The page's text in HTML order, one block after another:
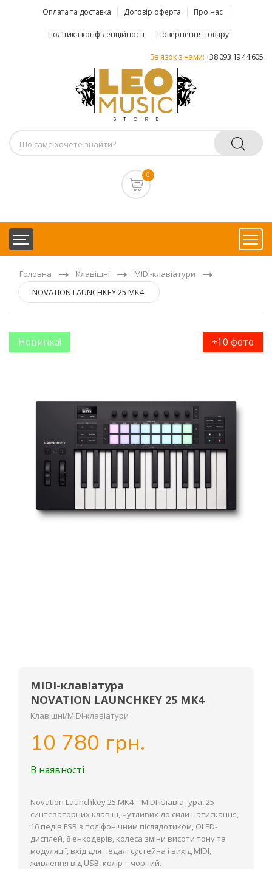
Оплата та доставка Договір оферта Про нас
Політика конфіденційності Повернення товару
Зв'язок з нами:+38 093 19 44 605
0
Головна Клавішні
MIDI-клавіатури
NOVATION LAUNCHKEY 25 MK4
Новинка! +10 фото
MIDI-клавіатура
NOVATION LAUNCHKEY 25 MK4
Клавішні/MIDI-клавіатури
10 780 грн.
В наявності
Novation Launchkey 25 MK4 – MIDI клавіатура, 25
синтезаторних клавіш, чутливих до сили натискання,
16 педів FSR з поліфонічним післядотиком, OLED-
дисплей, 8 енкодерів, колеса зміни висоти тону та
модуляції, вхід для педалі сустейна і вихід MIDI,
живлення від USB, колір – чорний.